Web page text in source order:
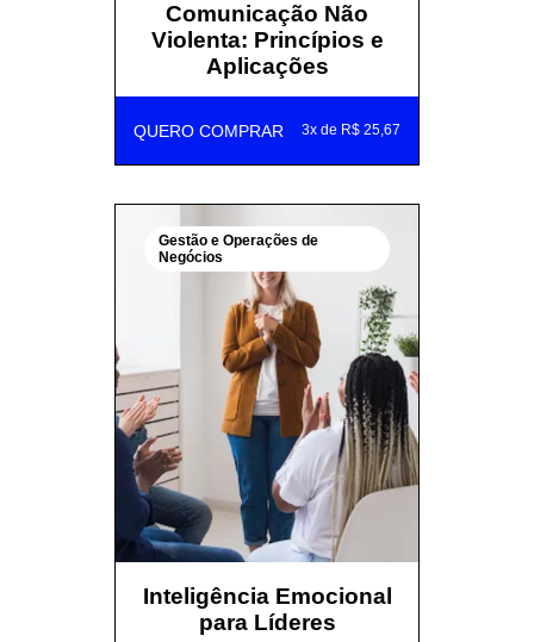
Comunicação Não
Violenta: Princípios e
Aplicações
QUERO COMPRAR 3x de R$ 25,67
Gestão e Operações de
Negócios
Inteligência Emocional
para Líderes